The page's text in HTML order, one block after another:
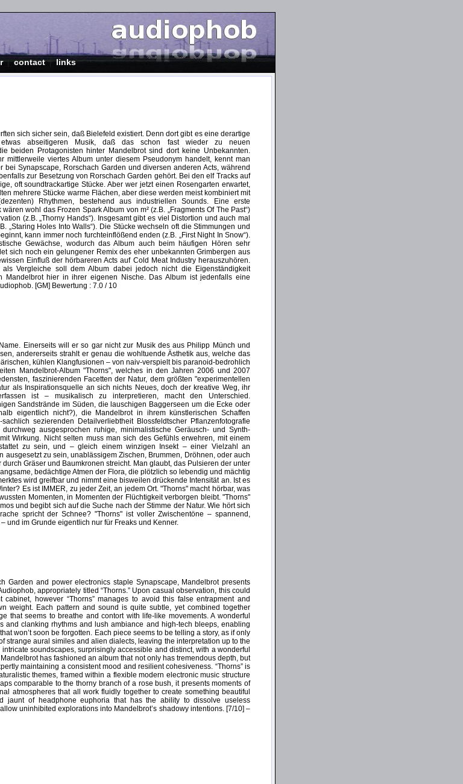
|contact|links
sich sicher sein, daß Bielefeld existiert. Denn dort gibt es eine derartige
abseitigeren Musik, daß das schon fast wieder zu neuen
beiden Protagonisten hinter Mandelbrot sind dort keine Unbekannten.
mittlerweile viertes Album unter diesem Pseudonym handelt, kennt man
bei Synapscape, Rorschach Garden und diversen anderen Acts, während
zur Besetzung von Rorschach Garden gehört. Bei den elf Tracks auf
oft soundtrackartige Stücke. Aber wer jetzt einen Rosengarten erwartet,
mehrere Stücke warme Flächen, aber diese werden meist kombiniert mit
Rhythmen, bestehend aus industriellen Sounds. Eine erste
wohl das Frozen Spark Album von m² (z.B. „Fragments Of The Past“)
(z.B. „Thorny Hands“). Insgesamt gibt es viel Distortion und auch mal
„Staring Holes Into Walls“). Die Stücke wechseln oft die Stimmungen und
kann immer noch furchteinflößend enden (z.B. „First Night In Snow“).
Gewächse, wodurch das Album auch beim häufigen Hören sehr
sich noch ein gelungener Remix des eher unbekannten Grimbergen aus
Einfluß der hörbareren Acts auf Cold Meat Industry herauszuhören.
Vergleiche soll dem Album dabei jedoch nicht die Eigenständigkeit
Mandelbrot hier in ihrer eigenen Nische. Das Album ist jedenfalls eine
[GM] Bewertung : 7.0 / 10
Einerseits will er so gar nicht zur Musik des aus Philipp Münch und
andererseits strahlt er genau die wohltuende Ästhetik aus, welche das
kühlen Klangfusionen – von naiv-verspielt bis paranoid-bedrohlich
Mandelbrot-Album "Thorns", welches in den Jahren 2006 und 2007
faszinierenden Facetten der Natur, dem größten "experimentellen
als Inspirationsquelle an sich nichts Neues, doch der kreative Weg, ihr
ist – musikalisch zu interpretieren, macht den Unterschied.
Sandstrände im Süden, die lauschigen Baggerseen um die Ecke oder
eigentlich nicht?), die Mandelbrot in ihrem künstlerischen Schaffen
sezierenden Detailverliebtheit Blossfeldtscher Pflanzenfotografie
ausgesprochen ruhige, minimalistische Geräusch- und Synth-
Wirkung. Nicht selten muss man sich des Gefühls erwehren, mit einem
zu sein, und – gleich einem winzigen Insekt – einer Vielzahl an
ausgesetzt zu sein, unablässigem Zischen, Brummen, Dröhnen, oder auch
Gräser und Baumkronen streicht. Man glaubt, das Pulsieren der unter
bedächtige Atmen der Flora, die plötzlich so lebendig und mächtig
wird greifbar und nimmt eine bisweilen drückende Intensität an. Ist es
Es ist IMMER, zu jeder Zeit, an jedem Ort. "Thorns" macht hörbar, was
Momenten, in Momenten der Flüchtigkeit verborgen bleibt. "Thorns"
und begibt sich auf die Suche nach der Stimme der Natur. Wie hört sich
spricht der Schnee? "Thorns" ist voller Zwischentöne – spannend,
und im Grunde eigentlich nur für Freaks und Kenner.
Garden and power electronics staple Synapscape, Mandelbrot presents
appropriately titled “Thorns.” Upon casual observation, this could
however “Thorns” manages to avoid this false entrapment and
weight. Each pattern and sound is quite subtle, yet combined together
that seems to breathe and contort with life-like movements. A wonderful
and clanking rhythms and lush ambiance and high-tech bleeps, enabling
won’t soon be forgotten. Each piece seems to be telling a story, as if only
strange aural similes and alien dialects, leaving the interpretation up to the
soundscapes, surprisingly accessible and distinct, with a wonderful
has fashioned an album that not only has tremendous depth, but
maintaining a consistent mood and resilient cohesiveness. “Thorns” is
themes, framed within a flexible modern electronic music structure
comparable to the thorny branch of a rose bush, it presents moments of
atmospheres that all work fluidly together to create something beautiful
jaunt of headphone euphoria that has the ability to dissolve useless
uninhibited explorations into Mandelbrot’s shadowy intentions. [7/10] –